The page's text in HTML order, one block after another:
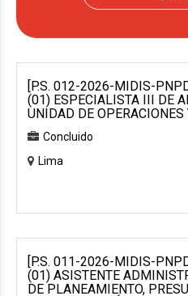
[P.S. 012-2026-MIDIS-
(01) ESPECIALISTA III DE
UNIDAD DE OPERACIONES
Concluido
Lima
[P.S. 011-2026-MIDIS-
(01) ASISTENTE
DE PLANEAMIENTO,